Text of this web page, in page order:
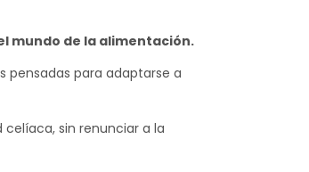
mundo de la alimentación.
pensadas para adaptarse a
sin renunciar a la